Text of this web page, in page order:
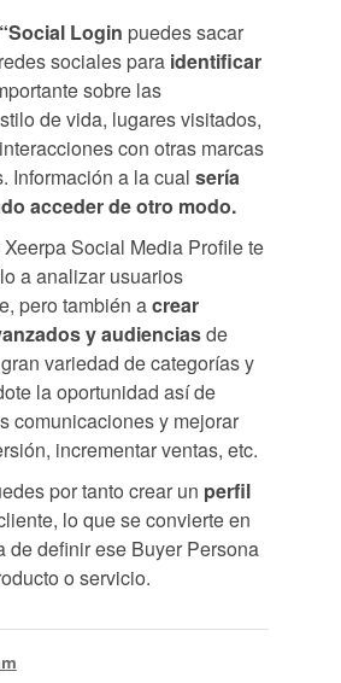
“Social Login puedes sacar
sociales para identificar
sobre las
de vida, lugares visitados,
con otras marcas
Información a la cual sería
acceder de otro modo.
Social Media Profile te
a analizar usuarios
pero también acrear
y audienciasde
variedad de categorías y
la oportunidad así de
comunicaciones y mejorar
incrementar ventas, etc.
por tanto crear un perfil
lo que se convierte en
de definir ese Buyer Persona
o servicio.